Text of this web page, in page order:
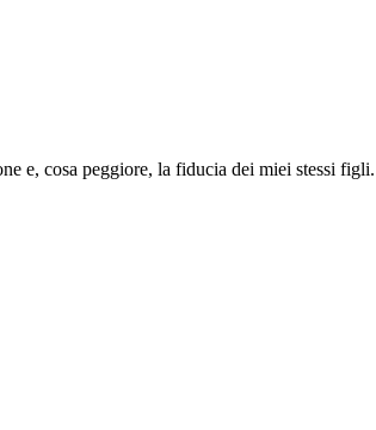
e, cosa peggiore, la fiducia dei miei stessi